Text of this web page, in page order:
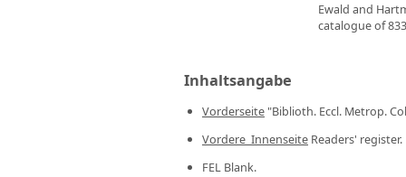
Ewald and
catalogue of
Inhaltsangabe
Vorderseite "Biblioth. Eccl. Metrop.
Vordere_Innenseite Readers' register.
FEL Blank.